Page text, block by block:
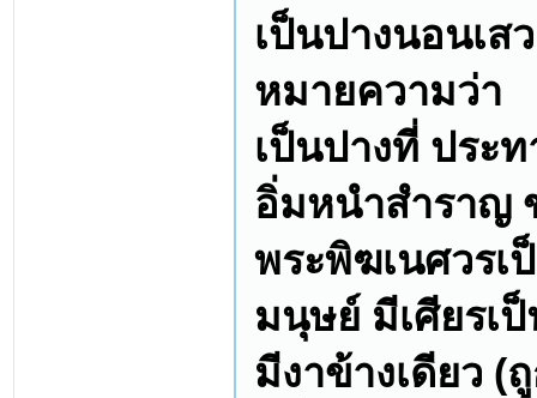
เป็นปางนอนเ
หมายความว่า
เป็นปางที่ ประ
อิ่มหนำสำราญ
พระพิฆเนศวรเ
มนุษย์ มีเศียรเ
มีงาข้างเดียว (